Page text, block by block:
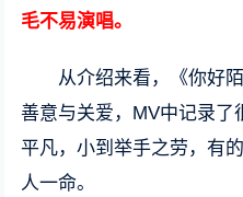
毛不易演唱。
从介绍来看，《你好
善意与关爱，MV中记录了
平凡，小到举手之劳，有
人一命。